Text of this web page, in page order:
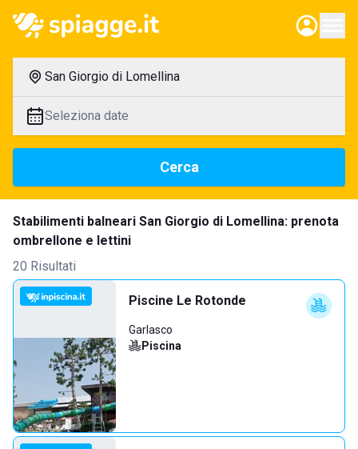
San Giorgio di Lomellina
Seleziona date
Cerca
Stabilimenti balneari San Giorgio di Lomellina: prenota
ombrellone e lettini
20 Risultati
Piscine Le Rotonde
Garlasco
Piscina